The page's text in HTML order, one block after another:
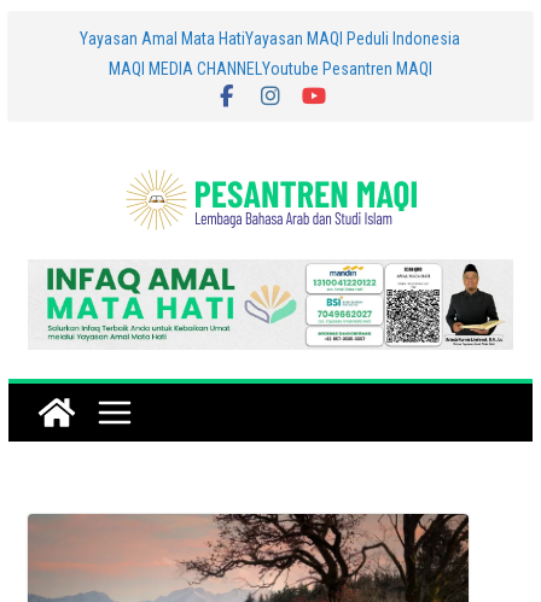
Yayasan Amal Mata HatiYayasan MAQI Peduli Indonesia
MAQI MEDIA CHANNEL Youtube Pesantren MAQI